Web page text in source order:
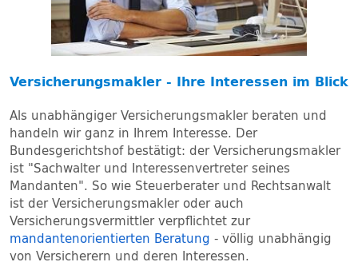
Versicherungsmakler - Ihre Interessen im Blick
Als unabhängiger Versicherungsmakler beraten und
handeln wir ganz in Ihrem Interesse. Der
Bundesgerichtshof bestätigt: der Versicherungsmakler
ist "Sachwalter und Interessenvertreter seines
Mandanten". So wie Steuerberater und Rechtsanwalt
ist der Versicherungsmakler oder auch
Versicherungsvermittler verpflichtet zur
mandantenorientierten Beratung - völlig unabhängig
von Versicherern und deren Interessen.